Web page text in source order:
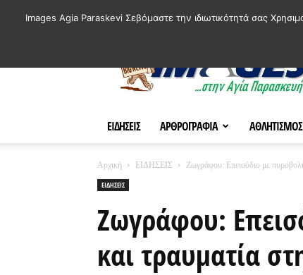
ΕΙΔΗΣΕΙΣ ΑΡΘΡΟΓΡΑΦΙΑ ΑΘΛΗΤΙΣΜΟΣ
Αρχική ΕΙΔΗΣΕΙΣ
Ζωγράφου: Επεισόδιο με
ΕΙΔΗΣΕΙΣ
Ζωγράφου:
και τραυματία
Images Agia Paraskevi Σεβόμαστε την ιδιωτικότητά σας